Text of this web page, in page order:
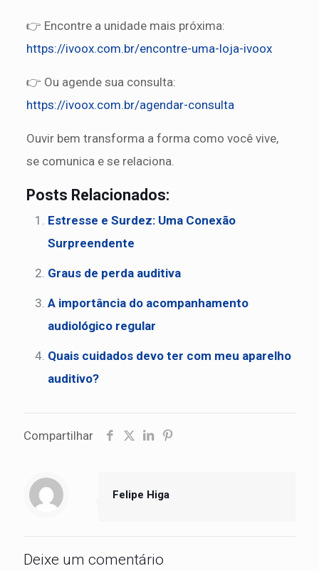
👉 Encontre a unidade mais próxima:
https://ivoox.com.br/encontre-uma-loja-ivoox
👉 Ou agende sua consulta:
https://ivoox.com.br/agendar-consulta
Ouvir bem transforma a forma como você vive,
se comunica e se relaciona.
Posts Relacionados:
Estresse e Surdez: Uma Conexão
Surpreendente
Graus de perda auditiva
A importância do acompanhamento
audiológico regular
Quais cuidados devo ter com meu aparelho
auditivo?
Compartilhar
Felipe Higa
Deixe um comentário